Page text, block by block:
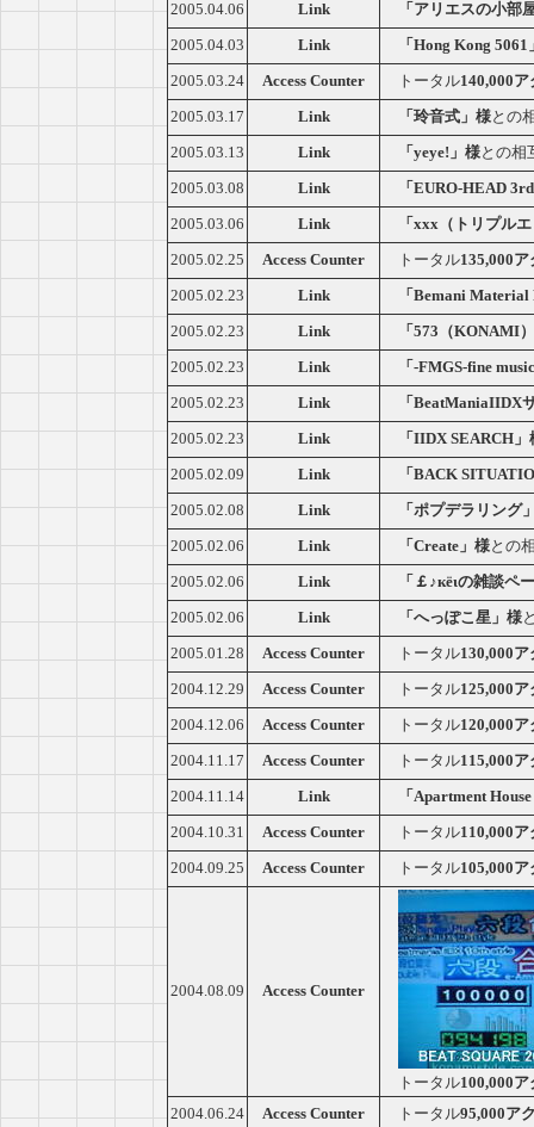
2005.04.06 Link 「アリエスの小部
2005.04.03 Link 「Hong Kong 5061
2005.03.24 Access Counter トータル140,000
2005.03.17 Link 「玲音式」様との
2005.03.13 Link 「yeye!」様との相
2005.03.08 Link 「EURO-HEAD
2005.03.06 Link 「xxx（トリプル
2005.02.25 Access Counter トータル135,000
2005.02.23 Link 「Bemani
2005.02.23 Link 「573（KONAMI
2005.02.23 Link 「-FMGS-fine
2005.02.23 Link 「BeatManiaIIDX
2005.02.23 Link 「IIDX SEARCH」
2005.02.09 Link 「BACK
2005.02.08 Link 「ポプデラリング
2005.02.06 Link 「Create」様との
2005.02.06 Link 「￡♪кёιの雑談ペ
2005.02.06 Link 「へっぽこ星」様
2005.01.28 Access Counter トータル130,000
2004.12.29 Access Counter トータル125,000
2004.12.06 Access Counter トータル120,000
2004.11.17 Access Counter トータル115,000
2004.11.14 Link 「Apartment
2004.10.31 Access Counter トータル110,000
2004.09.25 Access Counter トータル105,000
2004.08.09 Access Counter
トータル100,000
2004.06.24
Access Counter トータル95,000ア